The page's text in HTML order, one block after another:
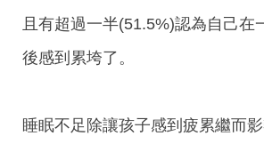
且有超過一半(51.5%)認為自己在
後感到累垮了。
睡眠不足除讓孩子感到疲累繼而